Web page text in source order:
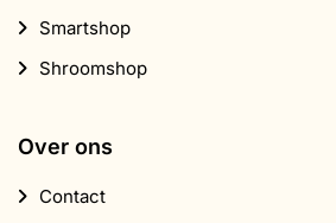
Smartshop
Shroomshop
Over ons
Contact